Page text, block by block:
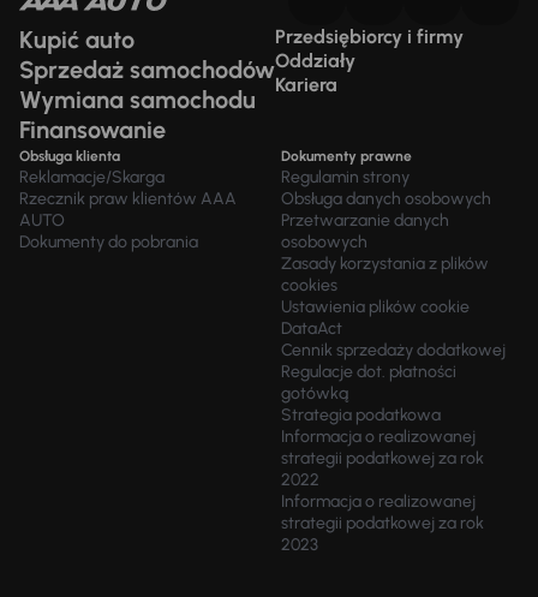
Kupić auto
Sprzedaż samochodów
Wymiana samochodu
Finansowanie
Przedsiębiorcy i firmy
Oddziały
Kariera
Obsługa klienta
Reklamacje/Skarga
Rzecznik praw klientów AAA
AUTO
Dokumenty do pobrania
Dokumenty prawne
Regulamin strony
Obsługa danych osobowych
Przetwarzanie danych
osobowych
Zasady korzystania z plików
cookies
Ustawienia plików cookie
DataAct
Cennik sprzedaży dodatkowej
Regulacje dot. płatności
gotówką
Strategia podatkowa
Informacja o realizowanej
strategii podatkowej za rok
2022
Informacja o realizowanej
strategii podatkowej za rok
2023